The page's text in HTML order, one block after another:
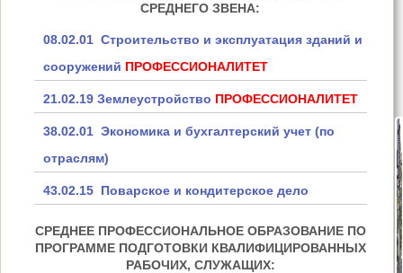
СРЕДНЕГО ЗВЕНА:
08.02.01 Строительство и эксплуатация зданий и
сооружений ПРОФЕССИОНАЛИТЕТ
21.02.19 Землеустройство ПРОФЕССИОНАЛИТЕТ
38.02.01 Экономика и бухгалтерский учет (по
отраслям)
43.02.15 Поварское и кондитерское дело
СРЕДНЕЕ ПРОФЕССИОНАЛЬНОЕ ОБРАЗОВАНИЕ ПО
ПРОГРАММЕ ПОДГОТОВКИ КВАЛИФИЦИРОВАННЫХ
РАБОЧИХ, СЛУЖАЩИХ: